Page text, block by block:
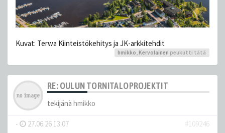
Kuvat: Terwa Kiinteistökehitys ja JK-arkkitehdit
hmikko Kervolainen peukutti tätä
RE: OULUN TORNITALOPROJEKTIT
tekijänä hmikko
- 27.06.26 13:07
#109246